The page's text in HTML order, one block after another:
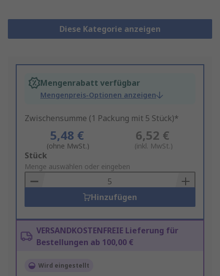
Diese Kategorie anzeigen
Mengenrabatt verfügbar
Mengenpreis-Optionen anzeigen
Zwischensumme (1 Packung mit 5 Stück)*
5,48 €
(ohne MwSt.)
6,52 €
(inkl. MwSt.)
Add
to
Basket
Stück
Menge auswählen oder eingeben
Hinzufügen
VERSANDKOSTENFREIE Lieferung für
Bestellungen ab 100,00 €
Wird eingestellt